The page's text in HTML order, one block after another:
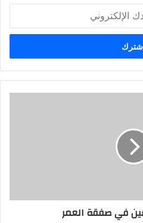
في صفقة العمر